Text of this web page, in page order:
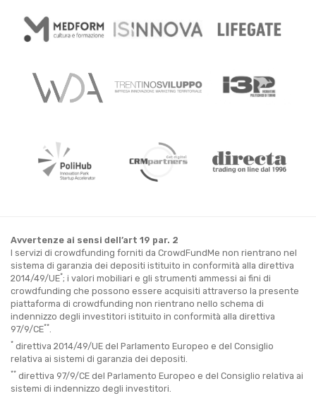
Avvertenze ai sensi dell’art 19 par. 2
I servizi di crowdfunding forniti da CrowdFundMe non rientrano nel
sistema di garanzia dei depositi istituito in conformità alla direttiva
2014/49/UE*; i valori mobiliari e gli strumenti ammessi ai fini di
crowdfunding che possono essere acquisiti attraverso la presente
piattaforma di crowdfunding non rientrano nello schema di
indennizzo degli investitori istituito in conformità alla direttiva
97/9/CE**
* direttiva 2014/49/UE del Parlamento Europeo e del Consiglio
relativa ai sistemi di garanzia dei depositi.
** direttiva 97/9/CE del Parlamento Europeo e del Consiglio relativa ai
sistemi di indennizzo degli investitori.